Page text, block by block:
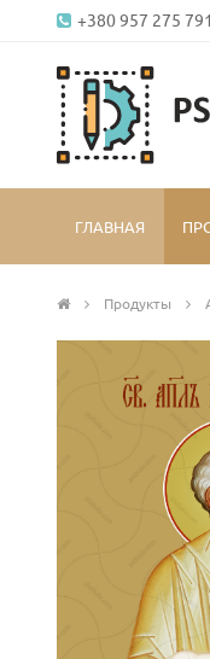
+380 957 275
ГЛАВНАЯ
Продукты